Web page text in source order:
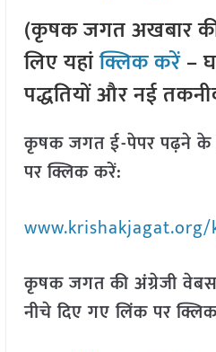
(कृषक जगत अखबार
लिए यहांक्लिक करें–
पद्धतियों और नई
कृषक जगत ई-पेपर पढ़ने के
पर क्लिक करें:
कृषक जगत की अंग्रेजी
नीचे दिए गए लिंक पर